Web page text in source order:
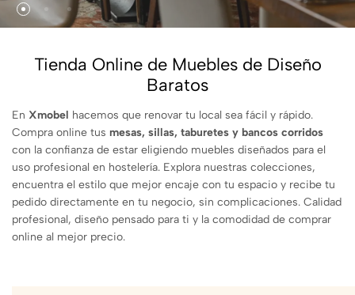
Tienda Online de Muebles de Diseño
Baratos
En Xmobel hacemos que renovar tu local sea fácil y rápido.
Compra online tus mesas, sillas, taburetes y bancos corridos
con la confianza de estar eligiendo muebles diseñados para el
uso profesional en hostelería. Explora nuestras colecciones,
encuentra el estilo que mejor encaje con tu espacio y recibe tu
pedido directamente en tu negocio, sin complicaciones. Calidad
profesional, diseño pensado para ti y la comodidad de comprar
online al mejor precio.